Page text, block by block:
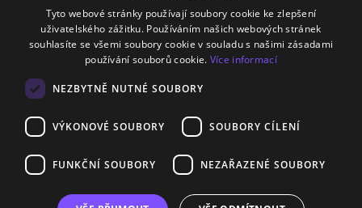
Facebook
Instagram
LinkedIn
Tyto webové stránky používají soubory cookie ke zlepšení
uživatelského zážitku. Používáním našich webových stránek
souhlasíte se všemi soubory cookie v souladu s našimi zásadami
používání souborů cookie. Více informací
NEZBYTNĚ NUTNÉ SOUBORY
VÝKONOVÉ SOUBORY SOUBORY CÍLENÍ
FUNKČNÍ SOUBORY NEZAŘAZENÉ SOUBORY